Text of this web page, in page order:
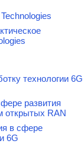
технологии 6G
развития
открытых RAN
в сфере
6G